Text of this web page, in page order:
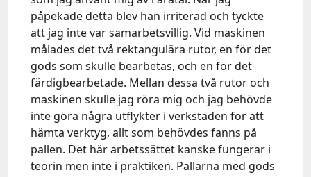
påpekade detta blev han irriterad och tyckte
att jag inte var samarbetsvillig. Vid maskinen
målades det två rektangulära rutor, en för det
gods som skulle bearbetas, och en för det
färdigbearbetade. Mellan dessa två rutor och
maskinen skulle jag röra mig och jag behövde
inte göra några utflykter i verkstaden för att
hämta verktyg, allt som behövdes fanns på
pallen. Det här arbetssättet kanske fungerar i
teorin men inte i praktiken. Pallarna med gods